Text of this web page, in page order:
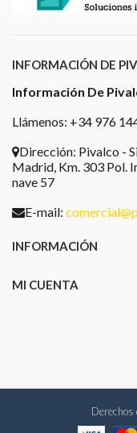
INFORMACIÓN DE
Información De
Llámenos: +34 976
Dirección: Pivalco -
Madrid, Km. 303 Pol.
nave 57
E-mail:
INFORMACIÓN
MI CUENTA
Derechos